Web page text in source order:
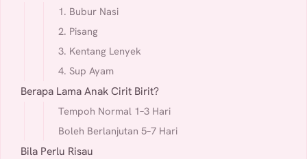
1. Bubur Nasi
2. Pisang
3. Kentang Lenyek
4. Sup Ayam
Berapa Lama Anak Cirit Birit?
Tempoh Normal 1–3 Hari
Boleh Berlanjutan 5–7 Hari
Bila Perlu Risau